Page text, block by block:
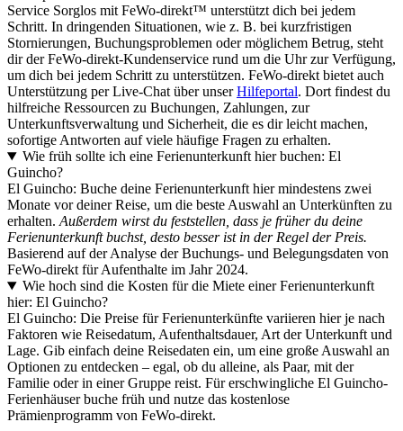
Service Sorglos mit FeWo-direkt™ unterstützt dich bei jedem
Schritt. In dringenden Situationen, wie z. B. bei kurzfristigen
Stornierungen, Buchungsproblemen oder möglichem Betrug, steht
dir der FeWo-direkt-Kundenservice rund um die Uhr zur Verfügung,
um dich bei jedem Schritt zu unterstützen. FeWo-direkt bietet auch
Unterstützung per Live-Chat über unserHilfeportal. Dort findest du
hilfreiche Ressourcen zu Buchungen, Zahlungen, zur
Unterkunftsverwaltung und Sicherheit, die es dir leicht machen,
sofortige Antworten auf viele häufige Fragen zu erhalten.
Wie früh sollte ich eine Ferienunterkunft hier buchen: El
Guincho?
El Guincho: Buche deine Ferienunterkunft hier mindestens zwei
Monate vor deiner Reise, um die beste Auswahl an Unterkünften zu
erhalten. Außerdem wirst du feststellen, dass je früher du deine
Ferienunterkunft buchst, desto besser ist in der Regel der Preis.
Basierend auf der Analyse der Buchungs- und Belegungsdaten von
FeWo-direkt für Aufenthalte im Jahr 2024.
Wie hoch sind die Kosten für die Miete einer Ferienunterkunft
hier: El Guincho?
El Guincho: Die Preise für Ferienunterkünfte variieren hier je nach
Faktoren wie Reisedatum, Aufenthaltsdauer, Art der Unterkunft und
Lage. Gib einfach deine Reisedaten ein, um eine große Auswahl an
Optionen zu entdecken – egal, ob du alleine, als Paar, mit der
Familie oder in einer Gruppe reist. Für erschwingliche El Guincho-
Ferienhäuser buche früh und nutze das kostenlose
Prämienprogramm von FeWo-direkt.